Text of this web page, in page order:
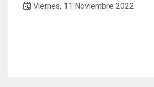
Viernes, 11 Noviembre 2022